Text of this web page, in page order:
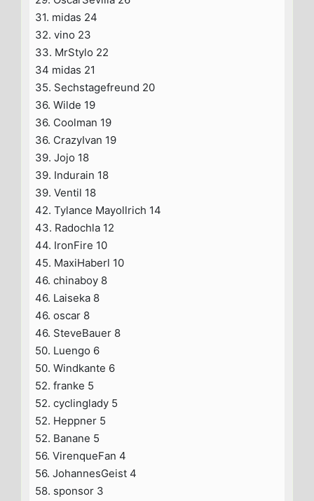
31. midas 24
32. vino 23
33. MrStylo 22
34 midas 21
35. Sechstagefreund 20
36. Wilde 19
36. Coolman 19
36. CrazyIvan 19
39. Jojo 18
39. Indurain 18
39. Ventil 18
42. Tylance Mayollrich 14
43. Radochla 12
44. IronFire 10
45. MaxiHaberl 10
46. chinaboy 8
46. Laiseka 8
46. oscar 8
46. SteveBauer 8
50. Luengo 6
50. Windkante 6
52. franke 5
52. cyclinglady 5
52. Heppner 5
52. Banane 5
56. VirenqueFan 4
56. JohannesGeist 4
58. sponsor 3